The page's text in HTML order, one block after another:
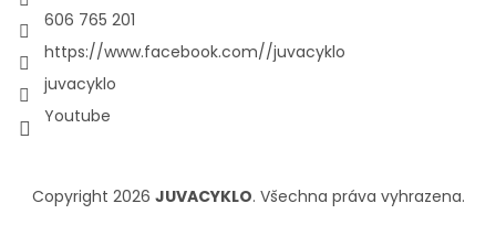
606 765 201
https://www.facebook.com//juvacyklo
juvacyklo
Youtube
Copyright 2026 JUVACYKLO. Všechna práva vyhrazena.